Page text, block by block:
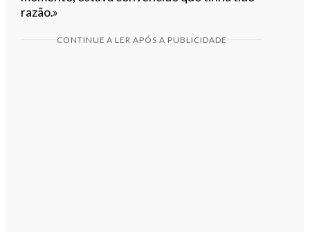
razão.»
CONTINUE A LER APÓS A PUBLICIDADE